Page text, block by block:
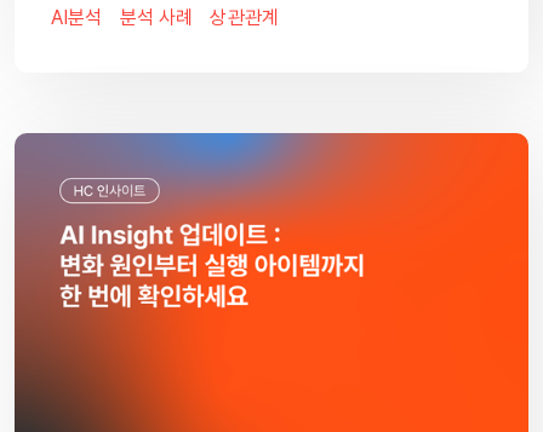
AI분석 분석 사례 상관관계